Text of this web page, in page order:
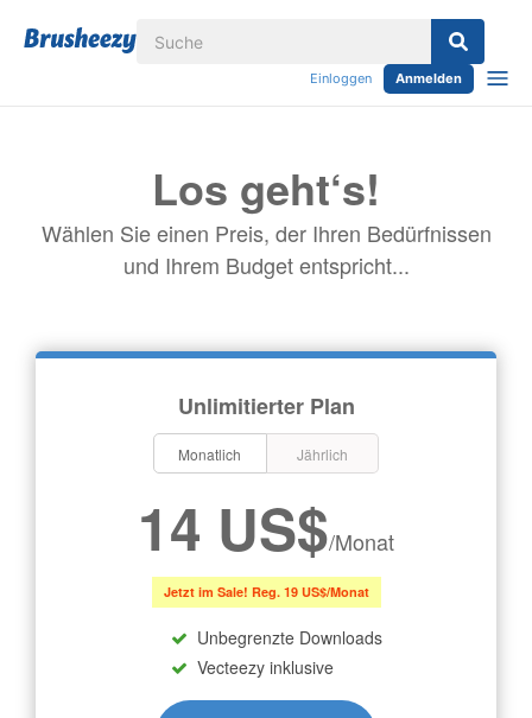
Einloggen Anmelden
Los geht‘s!
Wählen Sie einen Preis, der Ihren Bedürfnissen
und Ihrem Budget entspricht...
Unlimitierter Plan
Monatlich Jährlich
14 US$/Monat
Jetzt im Sale! Reg. 19 US$/Monat
Unbegrenzte Downloads
Vecteezy inklusive